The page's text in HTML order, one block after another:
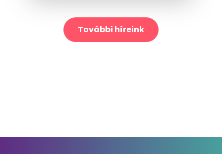
További híreink